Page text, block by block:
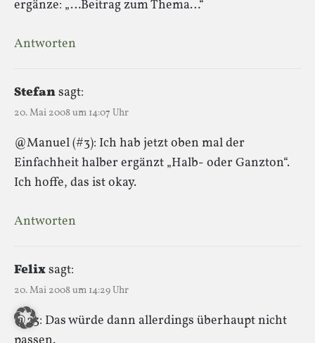
ergänze: „…Beitrag zum Thema…“
Antworten
Stefansagt:
20. Mai 2008 um 14:07 Uhr
@Manuel (#3): Ich hab jetzt oben mal der
Einfachheit halber ergänzt „Halb- oder Ganzton“.
Ich hoffe, das ist okay.
Antworten
Felixsagt:
20. Mai 2008 um 14:29 Uhr
@23: Das würde dann allerdings überhaupt nicht